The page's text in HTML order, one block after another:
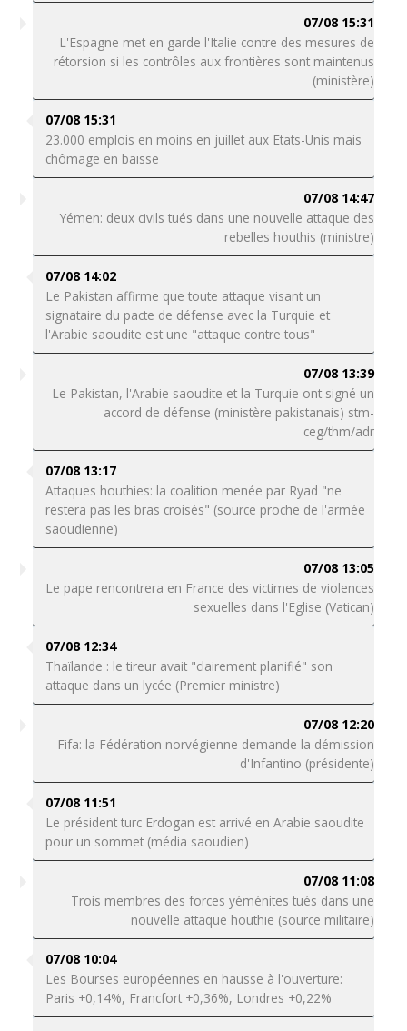
07/08 15:31
L'Espagne met en garde l'Italie contre des mesures de
rétorsion si les contrôles aux frontières sont maintenus
(ministère)
07/08 15:31
23.000 emplois en moins en juillet aux Etats-Unis mais
chômage en baisse
07/08 14:47
Yémen: deux civils tués dans une nouvelle attaque des
rebelles houthis (ministre)
07/08 14:02
Le Pakistan affirme que toute attaque visant un
signataire du pacte de défense avec la Turquie et
l'Arabie saoudite est une "attaque contre tous"
07/08 13:39
Le Pakistan, l'Arabie saoudite et la Turquie ont signé un
accord de défense (ministère pakistanais) stm-
ceg/thm/adr
07/08 13:17
Attaques houthies: la coalition menée par Ryad "ne
restera pas les bras croisés" (source proche de l'armée
saoudienne)
07/08 13:05
Le pape rencontrera en France des victimes de violences
sexuelles dans l'Eglise (Vatican)
07/08 12:34
Thaïlande : le tireur avait "clairement planifié" son
attaque dans un lycée (Premier ministre)
07/08 12:20
Fifa: la Fédération norvégienne demande la démission
d'Infantino (présidente)
07/08 11:51
Le président turc Erdogan est arrivé en Arabie saoudite
pour un sommet (média saoudien)
07/08 11:08
Trois membres des forces yéménites tués dans une
nouvelle attaque houthie (source militaire)
07/08 10:04
Les Bourses européennes en hausse à l'ouverture:
Paris +0,14%, Francfort +0,36%, Londres +0,22%